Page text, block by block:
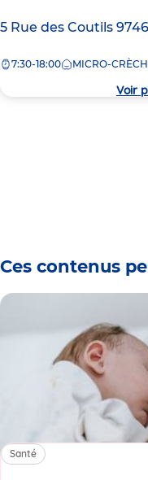
Adresse
la
5 Rue des Coutils
7:30-18:00 MICRO-
Voir
Ces contenus
Santé